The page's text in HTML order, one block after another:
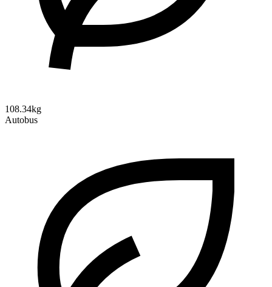
108.34kg
Autobus